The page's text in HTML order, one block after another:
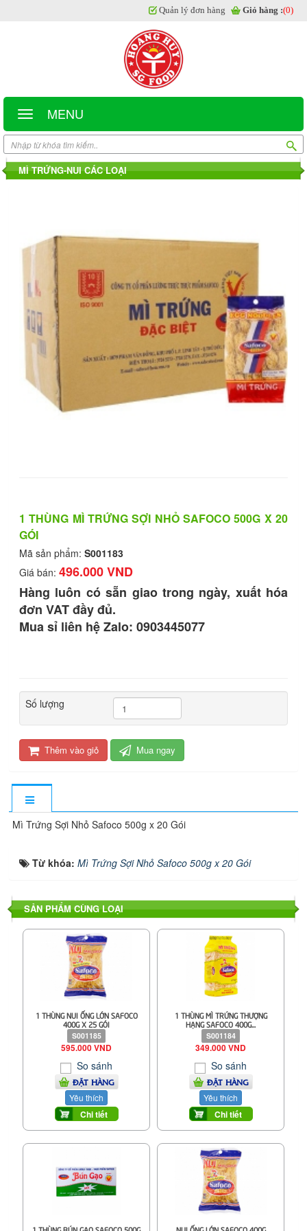
MENU
Quản lý đơn hàng Giỏ hàng :(0)
MÌ TRỨNG-NUI CÁC LOẠI
1 THÙNG MÌ TRỨNG SỢI NHỎ SAFOCO 500G X 20
GÓI
Mã sản phẩm: S001183
Giá bán: 496.000 VND
Hàng luôn có sẵn giao trong ngày, xuất hóa
đơn VAT đầy đủ.
Mua sỉ liên hệ Zalo: 0903445077
Số lượng
Thêm vào giỏ Mua ngay
Mì Trứng Sợi Nhỏ Safoco 500g x 20 Gói
Từ khóa: Mì Trứng Sợi Nhỏ Safoco 500g x 20 Gói
SẢN PHẨM CÙNG LOẠI
1 THÙNG NUI ỐNG LỚN SAFOCO
400G X 25 GÓI
S001185
595.000 VND
So sánh
ĐẶT HÀNG
Yêu thích
Chi tiết
1 THÙNG MÌ TRỨNG THƯỢNG
HẠNG SAFOCO 400G...
S001184
349.000 VND
So sánh
ĐẶT HÀNG
Yêu thích
Chi tiết